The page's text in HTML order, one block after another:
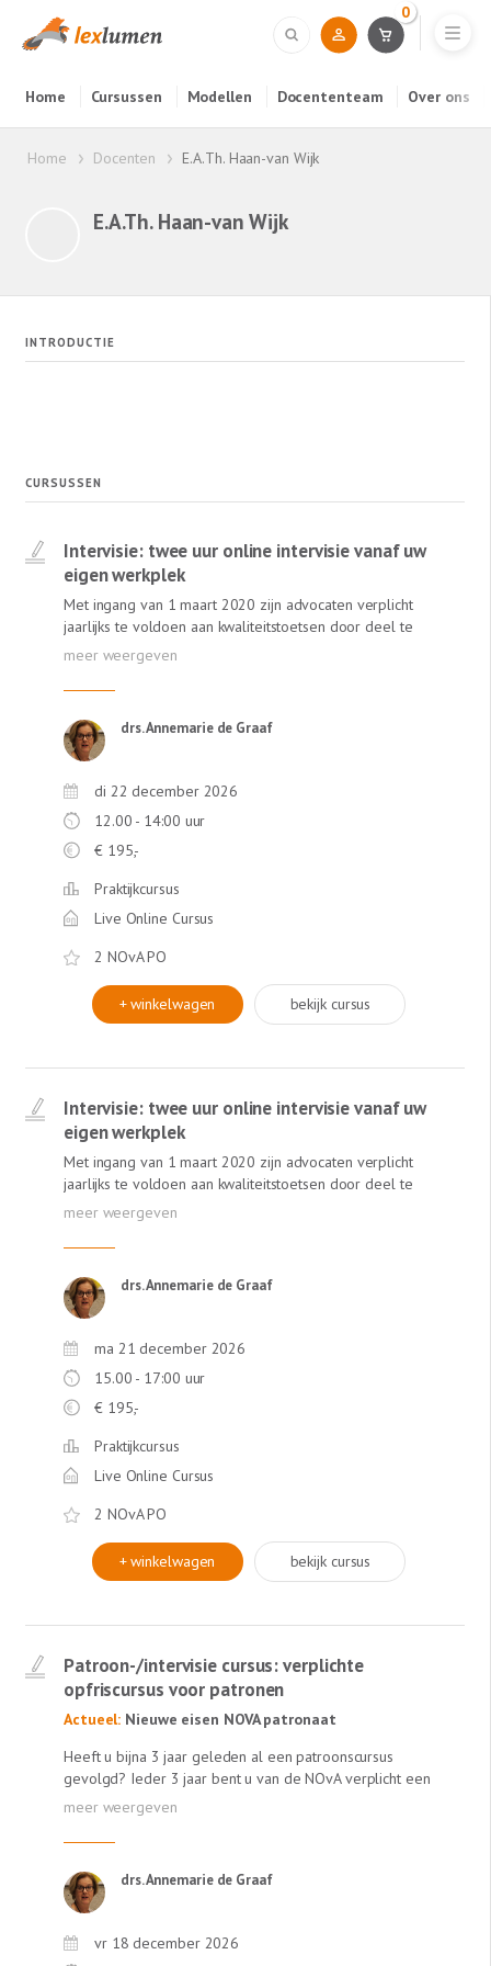
Home Cursussen Modellen Docententeam Over ons
0
Home Docenten E.A.Th. Haan-van Wijk
E.A.Th. Haan-van Wijk
INTRODUCTIE
CURSUSSEN
Intervisie: twee uur online intervisie vanaf uw
eigen werkplek
Met ingang van 1 maart 2020 zijn advocaten verplicht
jaarlijks te voldoen aan kwaliteitstoetsen door deel te
nemen aan een vorm van gestructureerde feedback,
zoals intervisie. In de Online Intervisie van Lexlumen
krijgt u van een ervaren gespreksleider én van collega's
ervaren intervisie-gespreksleider (ervaren trainer bij de
NOvA) staat garant voor een leerzame ervaring! Deze
intervisie is online! Dus geen reistijd!
drs. Annemarie de Graaf
di 22 december 2026
12.00 - 14:00 uur
€ 195,-
Praktijkcursus
Live Online Cursus
2 NOvA PO
+ winkelwagen bekijk cursus
Intervisie: twee uur online intervisie vanaf uw
eigen werkplek
Met ingang van 1 maart 2020 zijn advocaten verplicht
jaarlijks te voldoen aan kwaliteitstoetsen door deel te
nemen aan een vorm van gestructureerde feedback,
zoals intervisie. In de Online Intervisie van Lexlumen
krijgt u van een ervaren gespreksleider én van collega's
ervaren intervisie-gespreksleider (ervaren trainer bij de
NOvA) staat garant voor een leerzame ervaring! Deze
intervisie is online! Dus geen reistijd!
drs. Annemarie de Graaf
ma 21 december 2026
15.00 - 17:00 uur
€ 195,-
Praktijkcursus
Live Online Cursus
2 NOvA PO
+ winkelwagen bekijk cursus
Patroon-/intervisie cursus: verplichte
opfriscursus voor patronen
Actueel: Nieuwe eisen NOVA patronaat
Heeft u bijna 3 jaar geleden al een patroonscursus
gevolgd? Ieder 3 jaar bent u van de NOvA verplicht een
herhalingscursus te volgen om patroon te mogen blijven.
Deze kunt u combineren met Intervisie punten. Daarom
organiseert Lexlumen speciaal voor u de
eindtermen die de NOvA in dit kader heeft opgesteld:
Eigen expertise overdragen Coaching- en
begeleidingsvaardigheden en andere persoonlijke
kwaliteiten van de patroon Gespreksvaardigheden,
drs. Annemarie de Graaf
vr 18 december 2026